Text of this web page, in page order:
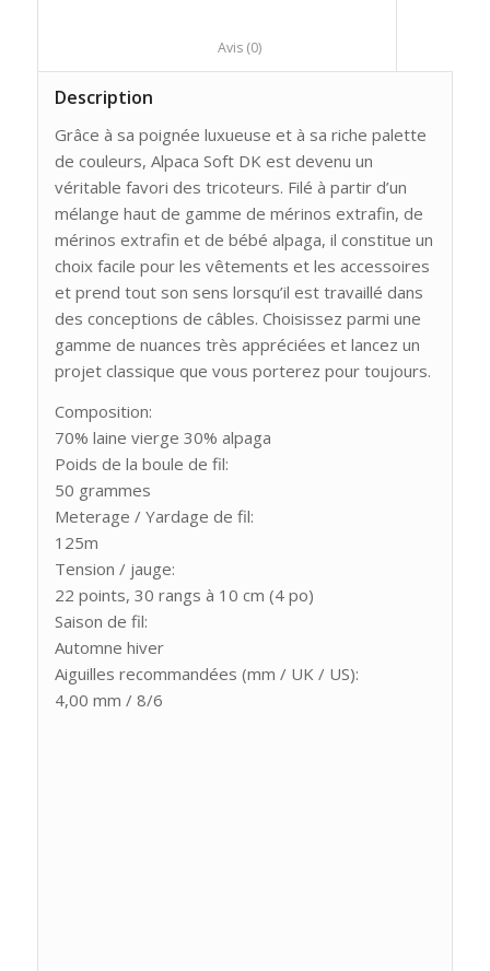
						Avis (0)
Description
Grâce à sa poignée luxueuse et à sa riche palette
de couleurs, Alpaca Soft DK est devenu un
véritable favori des tricoteurs. Filé à partir d’un
mélange haut de gamme de mérinos extrafin, de
mérinos extrafin et de bébé alpaga, il constitue un
choix facile pour les vêtements et les accessoires
et prend tout son sens lorsqu’il est travaillé dans
des conceptions de câbles. Choisissez parmi une
gamme de nuances très appréciées et lancez un
projet classique que vous porterez pour toujours.
Composition:
70% laine vierge 30% alpaga
Poids de la boule de fil:
50 grammes
Meterage / Yardage de fil:
125m
Tension / jauge:
22 points, 30 rangs à 10 cm (4 po)
Saison de fil:
Automne hiver
Aiguilles recommandées (mm / UK / US):
4,00 mm / 8/6